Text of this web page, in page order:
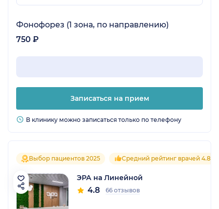
Фонофорез (1 зона, по направлению)
750 ₽
Записаться на прием
В клинику можно записаться только по телефону
Выбор пациентов 2025 Средний рейтинг врачей 4.8
ЭРА на Линейной
4.8 66 отзывов